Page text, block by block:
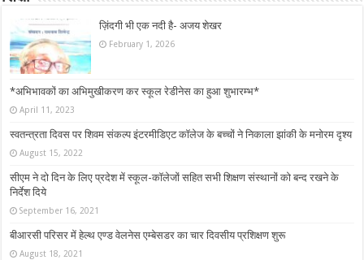
ज़िंदगी भी एक नदी है- अजय शेखर
February 1, 2026
*अभिभावकों का अभिमुखीकरण कर स्कूल रेडीनेस का हुआ शुभारम्भ*
April 11, 2023
स्वतन्त्रता दिवस पर शिवम संकल्प इंटरमीडिएट कॉलेज के बच्चों ने निकाला झांकी के मनोरम दृश्य
August 15, 2022
सीएम ने दो दिन के लिए प्रदेश में स्कूल-कॉलेजों सहित सभी शिक्षण संस्थानों को बन्द रखने के
निर्देश दिये
September 16, 2021
बीआरसी परिसर में हेल्थ एण्ड वेलनेस एम्बेसडर का चार दिवसीय प्रशिक्षण शुरू
August 18, 2021